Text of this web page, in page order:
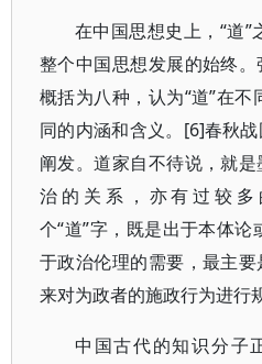
在中国思想史上，“道
整个中国思想发展的始终。
概括为八种，认为“道”在
同的内涵和含义。[6]春秋
阐发。道家自不待说，就
治的关系，亦有过较
个“道”字，既是出于本体
于政治伦理的需要，最主要
来对为政者的施政行为进行
中国古代的知识分子